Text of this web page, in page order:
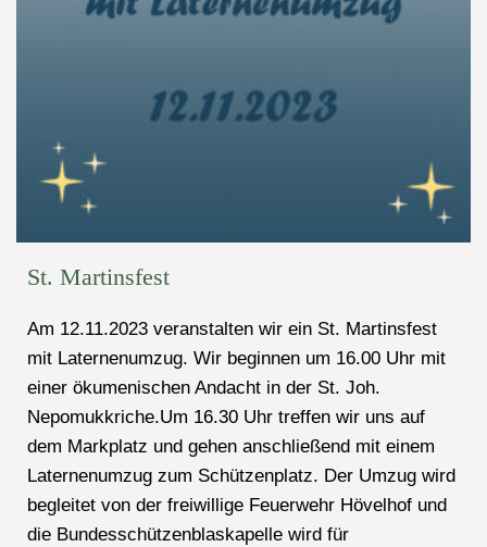
St. Martinsfest
Am 12.11.2023 veranstalten wir ein St. Martinsfest
mit Laternenumzug. Wir beginnen um 16.00 Uhr mit
einer ökumenischen Andacht in der St. Joh.
Nepomukkriche.Um 16.30 Uhr treffen wir uns auf
dem Markplatz und gehen anschließend mit einem
Laternenumzug zum Schützenplatz. Der Umzug wird
begleitet von der freiwillige Feuerwehr Hövelhof und
die Bundesschützenblaskapelle wird für